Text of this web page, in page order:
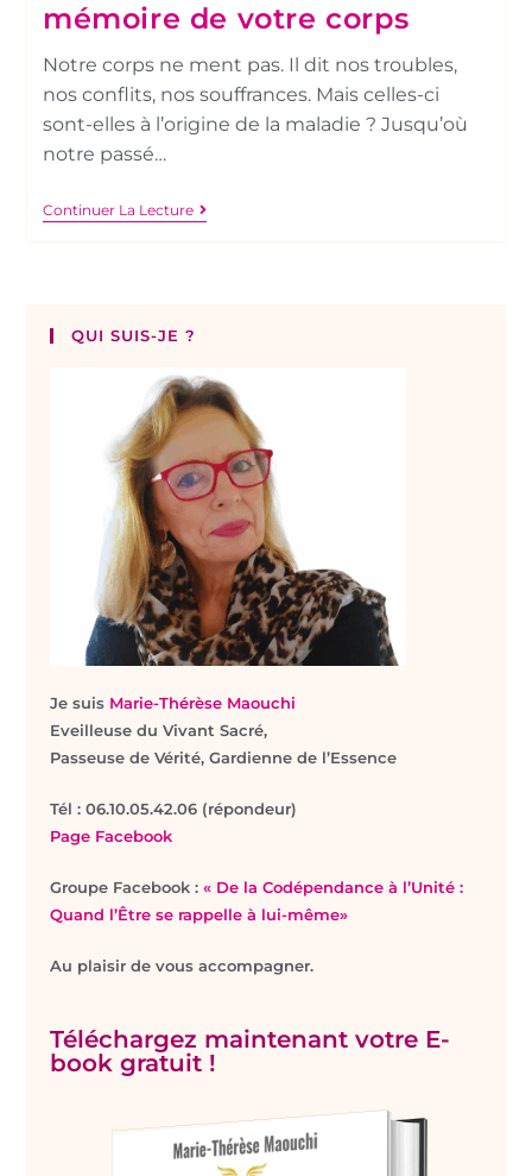
mémoire de votre corps
Notre corps ne ment pas. Il dit nos troubles,
nos conflits, nos souffrances. Mais celles-ci
sont-elles à l’origine de la maladie ? Jusqu’où
notre passé…
Continuer La Lecture
QUI SUIS-JE ?
Je suis Marie-Thérèse Maouchi
Eveilleuse du Vivant Sacré,
Passeuse de Vérité, Gardienne de l’Essence
Tél : 06.10.05.42.06 (répondeur)
Page Facebook
Groupe Facebook :« De la Codépendance à l’Unité :
Quand l’Être se rappelle à lui-même»
Au plaisir de vous accompagner.
Téléchargez maintenant votre E-
book gratuit !